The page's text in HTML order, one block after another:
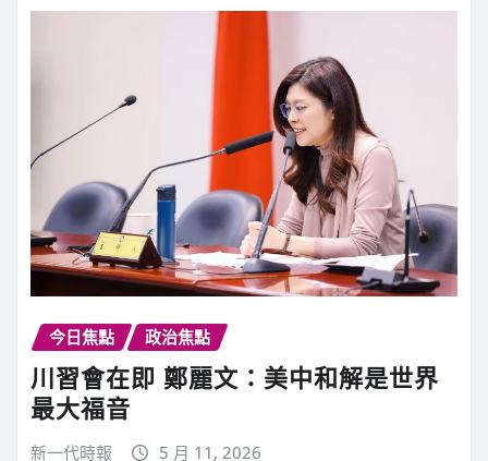
今日焦點 政治焦點
川習會在即 鄭麗文：美中和解是世界
最大福音
新一代時報 5 月 11, 2026